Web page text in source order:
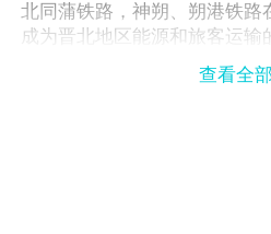
北同蒲铁路，神朔、朔港铁路
成为晋北地区能源和旅客运
位于市区东南部，现已开通了
达北京、杭州、西安、太原、
查看全部